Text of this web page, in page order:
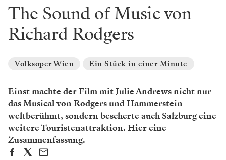
The Sound of Music von
Richard Rodgers
Volksoper Wien Ein Stück in einer Minute
Einst machte der Film mit Julie Andrews nicht nur
das Musical von Rodgers und Hammerstein
weltberühmt, sondern bescherte auch Salzburg eine
weitere Touristenattraktion. Hier eine
Zusammenfassung.